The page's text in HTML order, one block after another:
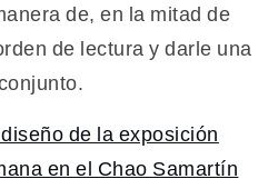
de, en la mitad de
de lectura y darle una